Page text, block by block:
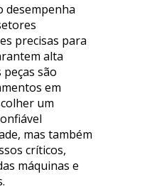
desempenha
precisas para
alta
são
em
um
mas também
críticos,
máquinas e